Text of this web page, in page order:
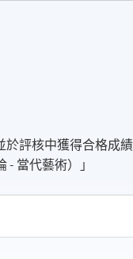
評核中獲得合格成
- 當代藝術）」